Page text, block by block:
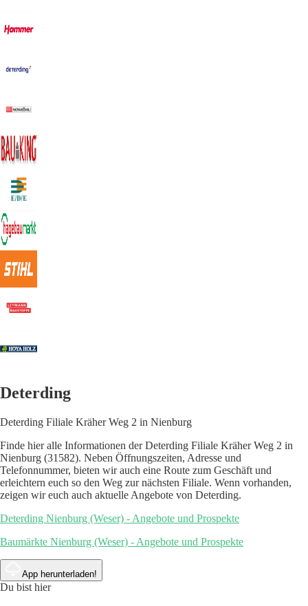
Deterding
Deterding Filiale Kräher Weg 2 in Nienburg
Finde hier alle Informationen der Deterding Filiale Kräher Weg 2 in
Nienburg (31582). Neben Öffnungszeiten, Adresse und
Telefonnummer, bieten wir auch eine Route zum Geschäft und
erleichtern euch so den Weg zur nächsten Filiale. Wenn vorhanden,
zeigen wir euch auch aktuelle Angebote von Deterding.
Deterding Nienburg (Weser) - Angebote und Prospekte
Baumärkte Nienburg (Weser) - Angebote und Prospekte
App herunterladen!
Du bist hier